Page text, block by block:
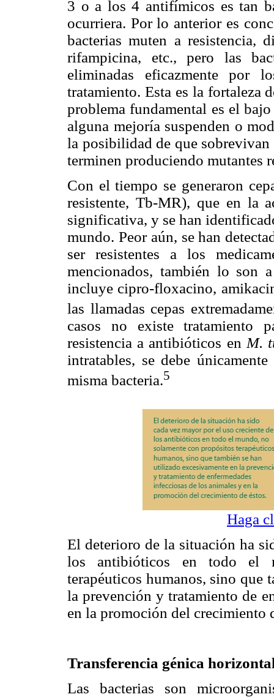
3 o a los 4 antifímicos es tan
ocurriera. Por lo anterior es
bacterias muten a resistencia,
rifampicina, etc., pero las
eliminadas eficazmente por
tratamiento. Esta es la fortaleza
problema fundamental es el
alguna mejoría suspenden o
la posibilidad de que
terminen produciendo mutantes
Con el tiempo se generaron
resistente, Tb-MR), que en la
significativa, y se han
mundo. Peor aún, se han
ser resistentes a los
mencionados, también lo son
incluye cipro-floxacino,
las llamadas cepas
casos no existe tratamiento
resistencia a antibióticos en M.
intratables, se debe
misma bacteria.5
Haga
El deterioro de la situación ha
los antibióticos en todo el
terapéuticos humanos, sino que
la prevención y tratamiento de
en la promoción del crecimiento
Transferencia génica
Las bacterias son